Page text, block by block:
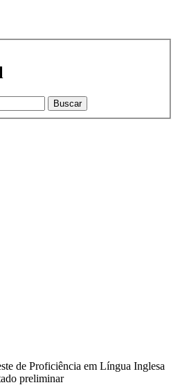
Buscar
de Proficiência em Língua Inglesa
preliminar